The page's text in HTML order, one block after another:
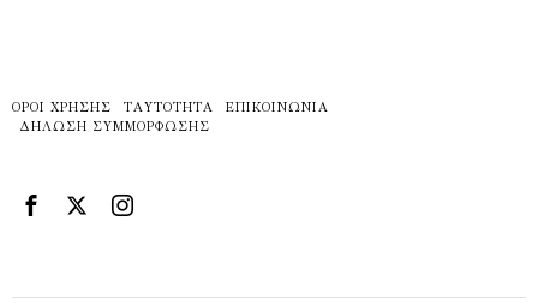
ΌΡΟΙ ΧΡΉΣΗΣ ΤΑΥΤΌΤΗΤΑ
ΕΠΙΚΟΙΝΩΝΊΑ
ΔΉΛΩΣΗ ΣΥΜΜΌΡΦΩΣΗΣ